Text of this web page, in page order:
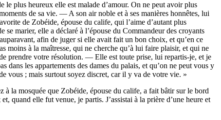
le plus heureux elle est malade d’amour. On ne peut avoir plus
de sa vie. — A son air noble et à ses manières honnêtes, lui
de Zobéide, épouse du calife, qui l’aime d’autant plus
se marier, elle a déclaré à l’épouse du Commandeur des croyants
afin de juger si elle avait fait un bon choix, et qu’en ce
moins à la maîtresse, qui ne cherche qu’à lui faire plaisir, et qui ne
prendre votre résolution. — Elle est toute prise, lui repartis-je, et je
les appartements des dames du palais, et qu’on ne peut vous y
vous ; mais surtout soyez discret, car il y va de votre vie. »
à la mosquée que Zobéide, épouse du calife, a fait bâtir sur le bord
quand elle fut venue, je partis. J’assistai à la prière d’une heure et